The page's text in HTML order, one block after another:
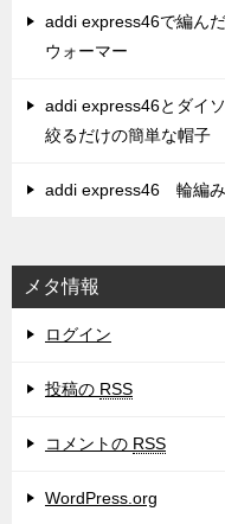
addi express46で編ん
ウォーマー
addi express46とダイ
絞るだけの簡単な帽子
addi express46 輪編み
メタ情報
ログイン
投稿の RSS
コメントの RSS
WordPress.org